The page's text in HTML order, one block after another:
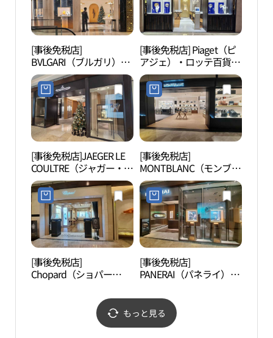
[事後免税店]
BVLGARI（ブルガリ）・
ロッテ百貨店本店
AVENUEL（アヴェニュ
エル）(불가리 롯데백화
점 본점 에비뉴엘)
[事後免税店] Piaget（ピ
アジェ）・ロッテ百貨店
本店AVENUEL（アヴェ
ニュエル）(피아제 롯데
백화점 본점 에비뉴엘)
[事後免税店]JAEGER LE
COULTRE（ジャガー・ル
クルト）・ロッテ百貨店
本店AVENUEL（アヴェ
ニュエル）(예거르쿨트
르 롯데백화점 본점 에비
뉴엘)
[事後免税店]
MONTBLANC（モンブラ
ン）・ロッテ百貨店本店
(몽블랑 롯데백화점 본점)
[事後免税店]
Chopard（ショパー
AVENUEL（アヴェニュ
エル）(쇼파드 롯데백화
점 본점 에비뉴엘)
[事後免税店]
PANERAI（パネライ）・
AVENUEL（アヴェニュ
エル）(파네라이 롯데백
화점 본점 에비뉴엘)
もっと見る